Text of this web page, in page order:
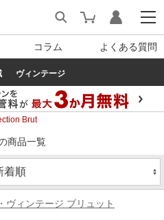
コラム よくある質問
ヴィンテージ
Brut
商品一覧
ヴィンテージ ブリュット